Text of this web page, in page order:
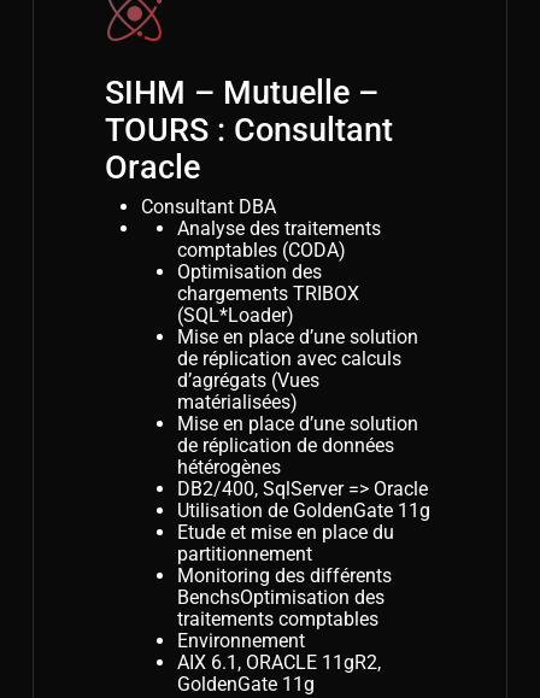
SIHM – Mutuelle –
TOURS : Consultant
Oracle
Consultant DBA
Analyse des traitements
comptables (CODA)
Optimisation des
chargements TRIBOX
(SQL*Loader)
Mise en place d’une solution
de réplication avec calculs
d’agrégats (Vues
matérialisées)
Mise en place d’une solution
de réplication de données
hétérogènes
DB2/400, SqlServer => Oracle
Utilisation de GoldenGate 11g
Etude et mise en place du
partitionnement
Monitoring des différents
BenchsOptimisation des
traitements comptables
Environnement
AIX 6.1, ORACLE 11gR2,
GoldenGate 11g